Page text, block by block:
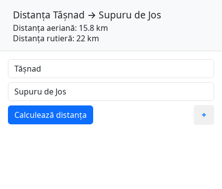
Distanța Tășnad → Supuru de Jos
Distanța aeriană: 15.8 km
Distanța rutieră: 22 km
Calculează distanța +